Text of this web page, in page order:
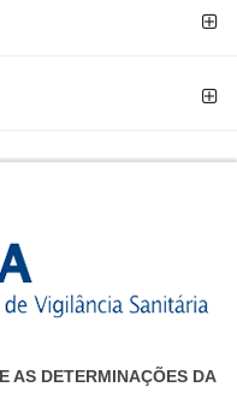
AS DETERMINAÇÕES DA